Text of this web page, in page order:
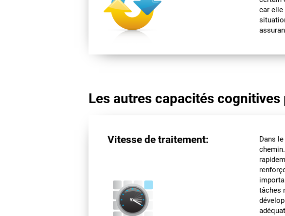
car elle
Les autres capacités
Vitesse de traitement:
Dans
tâches